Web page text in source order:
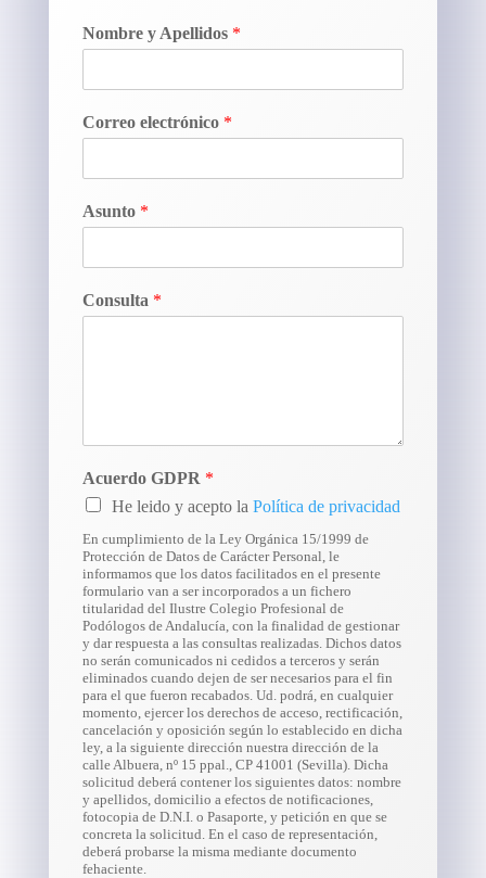
Nombre y Apellidos *
Correo electrónico *
Asunto *
Consulta *
Acuerdo GDPR *
He leido y acepto la Política de privacidad
En cumplimiento de la Ley Orgánica 15/1999 de
Protección de Datos de Carácter Personal, le
informamos que los datos facilitados en el presente
formulario van a ser incorporados a un fichero
titularidad del Ilustre Colegio Profesional de
Podólogos de Andalucía, con la finalidad de gestionar
y dar respuesta a las consultas realizadas. Dichos datos
no serán comunicados ni cedidos a terceros y serán
eliminados cuando dejen de ser necesarios para el fin
para el que fueron recabados. Ud. podrá, en cualquier
momento, ejercer los derechos de acceso, rectificación,
cancelación y oposición según lo establecido en dicha
ley, a la siguiente dirección nuestra dirección de la
calle Albuera, nº 15 ppal., CP 41001 (Sevilla). Dicha
solicitud deberá contener los siguientes datos: nombre
y apellidos, domicilio a efectos de notificaciones,
fotocopia de D.N.I. o Pasaporte, y petición en que se
concreta la solicitud. En el caso de representación,
deberá probarse la misma mediante documento
fehaciente.